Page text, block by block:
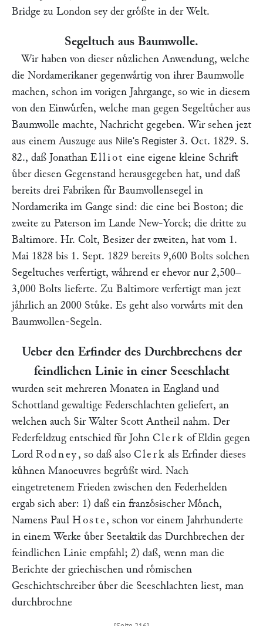
Bridge zu London sey der groͤßte in der Welt.
Segeltuch aus Baumwolle.
Wir haben von dieser nuͤzlichen Anwendung, welche
die Nordamerikaner gegenwaͤrtig von ihrer Baumwolle
machen, schon im vorigen Jahrgange, so wie in diesem
von den Einwuͤrfen, welche man gegen Segeltuͤcher aus
Baumwolle machte, Nachricht gegeben. Wir sehen jezt
aus einem Auszuge aus Nile's Register 3. Oct. 1829. S.
82., daß Jonathan Elliot eine eigene kleine Schrift
uͤber diesen Gegenstand herausgegeben hat, und daß
bereits drei Fabriken fuͤr Baumvollensegel in
Nordamerika im Gange sind: die eine bei Boston; die
zweite zu Paterson im Lande New-Yorck; die dritte zu
Baltimore. Hr. Colt, Besizer der zweiten, hat vom 1.
Mai 1828 bis 1. Sept. 1829 bereits 9,600 Bolts solchen
Segeltuches verfertigt, waͤhrend er ehevor nur 2,500–
3,000 Bolts lieferte. Zu Baltimore verfertigt man jezt
jaͤhrlich an 2000 Stuͤke. Es geht also vorwaͤrts mit den
Baumwollen-Segeln.
Ueber den Erfinder des Durchbrechens der
feindlichen Linie in einer Seeschlacht
wurden seit mehreren Monaten in England und
Schottland gewaltige Federschlachten geliefert, an
welchen auch Sir Walter Scott Antheil nahm. Der
Federfeldzug entschied fuͤr John Clerk of Eldin gegen
Lord Rodney, so daß also Clerk als Erfinder dieses
kuͤhnen Manoeuvres begruͤßt wird. Nach
eingetretenem Frieden zwischen den Federhelden
ergab sich aber: 1) daß ein franzoͤsischer Moͤnch,
Namens Paul Hoste , schon vor einem Jahrhunderte
in einem Werke uͤber Seetaktik das Durchbrechen der
feindlichen Linie empfahl; 2) daß, wenn man die
Berichte der griechischen und roͤmischen
Geschichtschreiber uͤber die Seeschlachten liest, man
durchbrochne